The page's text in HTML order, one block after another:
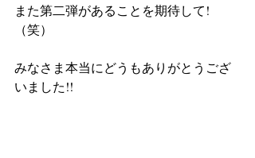
また第二弾があることを期待して!
（笑）
みなさま本当にどうもありがとうござ
いました!!